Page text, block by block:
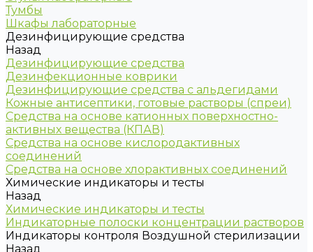
Тумбы
Шкафы лабораторные
Дезинфицирующие средства
Назад
Дезинфицирующие средства
Дезинфекционные коврики
Дезинфицирующие средства с альдегидами
Кожные антисептики, готовые растворы (спреи)
Средства на основе катионных поверхностно-
активных вещества (КПАВ)
Средства на основе кислородактивных
соединений
Средства на основе хлорактивных соединений
Химические индикаторы и тесты
Назад
Химические индикаторы и тесты
Индикаторные полоски концентрации растворов
Индикаторы контроля Воздушной стерилизации
Назад